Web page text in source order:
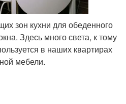
зон кухни для обеденного
Здесь много света, к тому
в наших квартирах
мебели.